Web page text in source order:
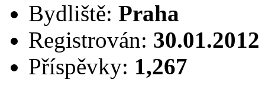
Bydliště: Praha
Registrován: 30.01.2012
Příspěvky: 1,267